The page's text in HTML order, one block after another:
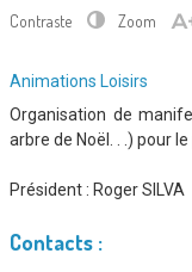
Contraste Zoom
Type
d'association
Animations Loisirs
Organisation de
arbre de Noël. . .) pour
Président : Roger SILVA
Contacts :